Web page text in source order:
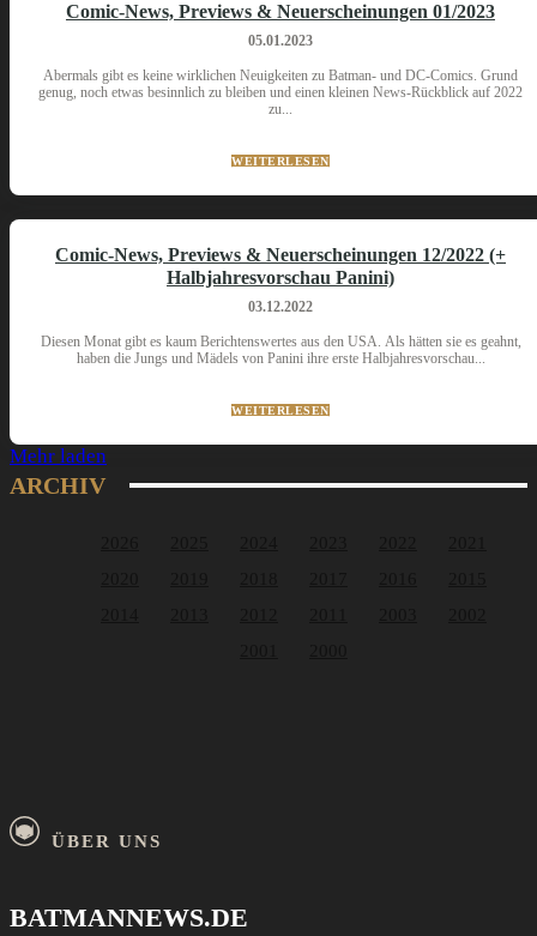
Comic-News, Previews & Neuerscheinungen 01/2023
05.01.2023
Abermals gibt es keine wirklichen Neuigkeiten zu Batman- und DC-Comics. Grund
genug, noch etwas besinnlich zu bleiben und einen kleinen News-Rückblick auf 2022
zu...
WEITERLESEN
Comic-News, Previews & Neuerscheinungen 12/2022 (+
Halbjahresvorschau Panini)
03.12.2022
Diesen Monat gibt es kaum Berichtenswertes aus den USA. Als hätten sie es geahnt,
haben die Jungs und Mädels von Panini ihre erste Halbjahresvorschau...
WEITERLESEN
Mehr laden
ARCHIV
ÜBER UNS
BATMANNEWS.DE